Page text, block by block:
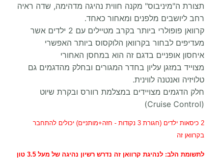
תצורת ה"מיניבוס" מקנה חווית נהיגה מדהימה, שדה ראיה
רחב ליושבים מלפנים ומאחור כאחד.
קרוואן פופולרי ביותר בקרב מטיילים עם 2 ילדים אשר
מעדיפים לבחור בקרוואן הלוקסוס ביותר האפשרי
איחסון אופניים בדגם זה הוא במחסן האחורי
מצוייד במזגן עליון בחדר המגורים ובחלק מהדגמים גם
טלויזיה ואנטנה לווינית.
חלק הדגמים מצויידים במצלמת רוורס ובקרת שיוט
(Cruise Control)
2 כיסאות ילדים (חגורת 3 נקודות - חזה+מותניים) יכולים להתחבר
בקרוואן זה
לתשומת הלב: לנהיגת קרוואן זה נדרש רשיון נהיגה של מעל 3.5 טון